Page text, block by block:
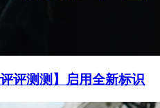
评测测】启用全新标识